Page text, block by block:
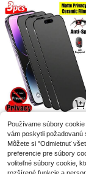
3.90€
Používame súbory
vám poskytli požadovanú
Môžete si "Odmietnuť
preferencie pre súbory
voliteľné súbory cookie,